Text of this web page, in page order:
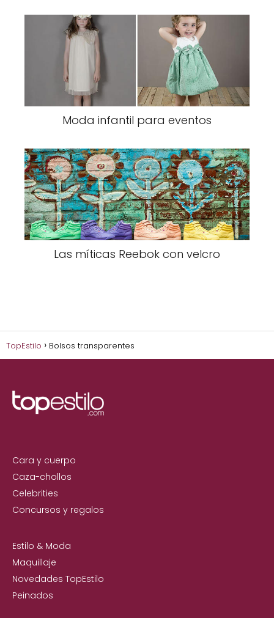
Moda infantil para eventos
Las míticas Reebok con velcro
TopEstilo Bolsos transparentes
Cara y cuerpo
Caza-chollos
Celebrities
Concursos y regalos
Estilo & Moda
Maquillaje
Novedades TopEstilo
Peinados